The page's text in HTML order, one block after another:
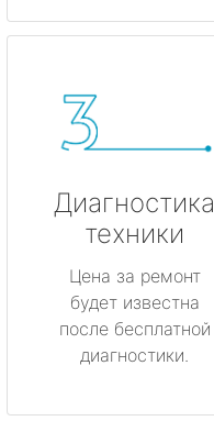
Диагностика
техники
Цена за ремонт
будет известна
после бесплатной
диагностики.